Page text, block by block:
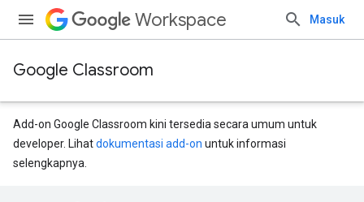
Workspace Masuk
Google Classroom
Add-on Google Classroom kini tersedia secara umum untuk
developer. Lihatdokumentasi add-on untuk informasi
selengkapnya.